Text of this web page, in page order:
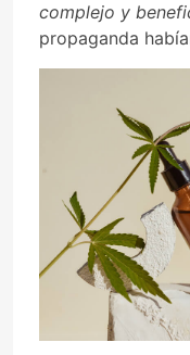
complejo y
propaganda